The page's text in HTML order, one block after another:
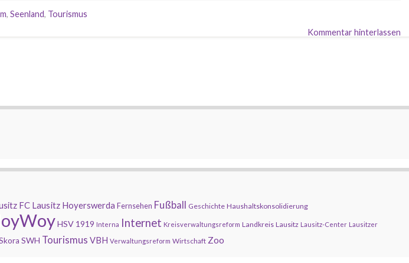
, Seenland, Tourismus
Kommentar hinterlassen
FC Lausitz Hoyerswerda Fernsehen Fußball Geschichte Haushaltskonsolidierung
HSV 1919 Interna Internet Kreisverwaltungsreform Landkreis Lausitz Lausitz-Center Lausitzer
SWH Tourismus VBH Verwaltungsreform Wirtschaft Zoo